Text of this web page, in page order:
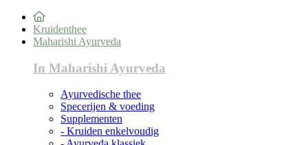
Kruidenthee
Maharishi Ayurveda
In Maharishi Ayurveda
Ayurvedische thee
Specerijen & voeding
Supplementen
- Kruiden enkelvoudig